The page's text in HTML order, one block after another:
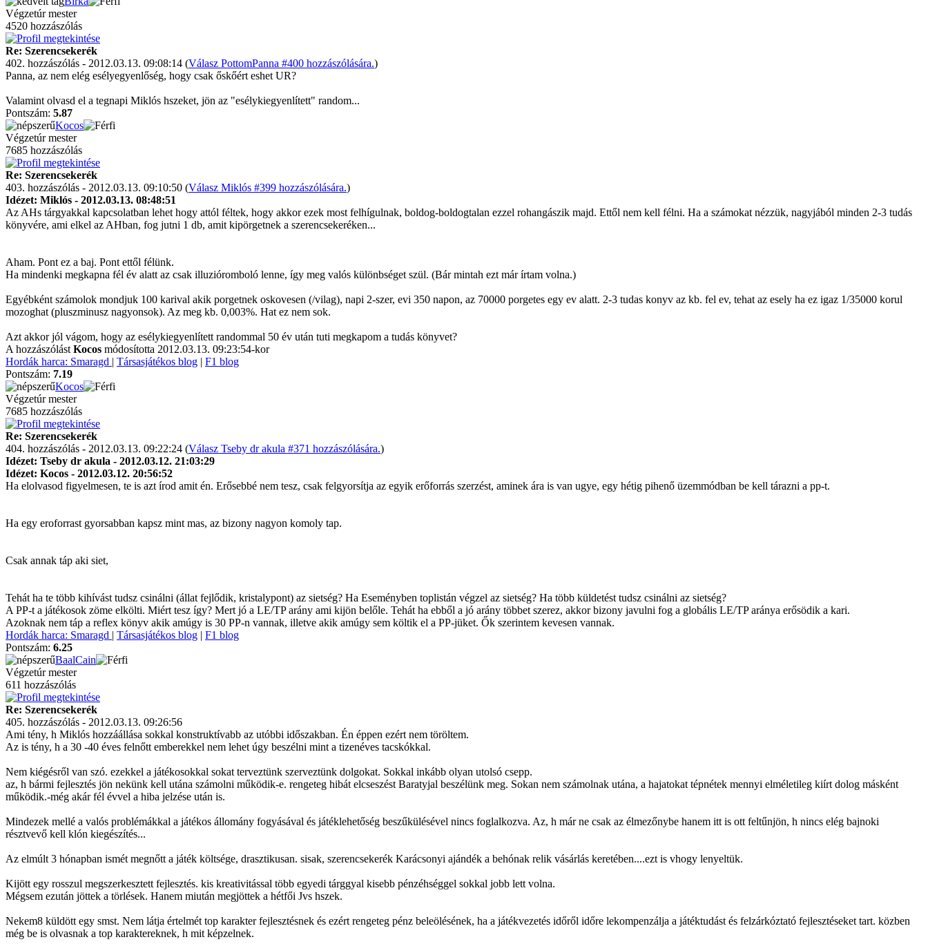
Végzetúr mester
4520 hozzászólás
Re: Szerencsekerék
402. hozzászólás - 2012.03.13. 09:08:14 (Válasz PottomPanna #400 hozzászólására.)
Panna, az nem elég esélyegyenlőség, hogy csak őskőért eshet UR?
Valamint olvasd el a tegnapi Miklós hszeket, jön az "esélykiegyenlített" random...
Pontszám: 5.87
Kocos
Végzetúr mester
7685 hozzászólás
Re: Szerencsekerék
403. hozzászólás - 2012.03.13. 09:10:50 (Válasz Miklós #399 hozzászólására.)
Idézet: Miklós - 2012.03.13. 08:48:51
Az AHs tárgyakkal kapcsolatban lehet hogy attól féltek, hogy akkor ezek most felhígulnak, boldog-boldogtalan ezzel rohangászik majd. Ettől nem kell félni. Ha a számokat nézzük, nagyjából minden 2-3 tudás
könyvére, ami elkel az AHban, fog jutni 1 db, amit kipörgetnek a szerencsekeréken...
Aham. Pont ez a baj. Pont ettől félünk.
Ha mindenki megkapna fél év alatt az csak illuzióromboló lenne, így meg valós különbséget szül. (Bár mintah ezt már írtam volna.)
Egyébként számolok mondjuk 100 karival akik porgetnek oskovesen (/vilag), napi 2-szer, evi 350 napon, az 70000 porgetes egy ev alatt. 2-3 tudas konyv az kb. fel ev, tehat az esely ha ez igaz 1/35000 korul
mozoghat (pluszminusz nagyonsok). Az meg kb. 0,003%. Hat ez nem sok.
Azt akkor jól vágom, hogy az esélykiegyenlített randommal 50 év után tuti megkapom a tudás könyvet?
A hozzászólást Kocos módosította 2012.03.13. 09:23:54-kor
Hordák harca: Smaragd | Társasjátékos blog | F1 blog
Pontszám: 7.19
Kocos
Végzetúr mester
7685 hozzászólás
Re: Szerencsekerék
404. hozzászólás - 2012.03.13. 09:22:24 (Válasz Tseby dr akula #371 hozzászólására.)
Idézet: Tseby dr akula - 2012.03.12. 21:03:29
Idézet: Kocos - 2012.03.12. 20:56:52
Ha elolvasod figyelmesen, te is azt írod amit én. Erősebbé nem tesz, csak felgyorsítja az egyik erőforrás szerzést, aminek ára is van ugye, egy hétig pihenő üzemmódban be kell tárazni a pp-t.
Ha egy eroforrast gyorsabban kapsz mint mas, az bizony nagyon komoly tap.
Csak annak táp aki siet,
Tehát ha te több kihívást tudsz csinálni (állat fejlődik, kristalypont) az sietség? Ha Eseményben toplistán végzel az sietség? Ha több küldetést tudsz csinálni az sietség?
A PP-t a játékosok zöme elkölti. Miért tesz így? Mert jó a LE/TP arány ami kijön belőle. Tehát ha ebből a jó arány többet szerez, akkor bizony javulni fog a globális LE/TP aránya erősödik a kari.
Azoknak nem táp a reflex könyv akik amúgy is 30 PP-n vannak, illetve akik amúgy sem költik el a PP-jüket. Ők szerintem kevesen vannak.
Hordák harca: Smaragd | Társasjátékos blog | F1 blog
Pontszám: 6.25
BaalCain
Végzetúr mester
611 hozzászólás
Re: Szerencsekerék
405. hozzászólás - 2012.03.13. 09:26:56
Ami tény, h Miklós hozzáállása sokkal konstruktívabb az utóbbi időszakban. Én éppen ezért nem töröltem.
Az is tény, h a 30 -40 éves felnőtt emberekkel nem lehet úgy beszélni mint a tizenéves tacskókkal.
Nem kiégésről van szó. ezekkel a játékosokkal sokat terveztünk szerveztünk dolgokat. Sokkal inkább olyan utolsó csepp.
az, h bármi fejlesztés jön nekünk kell utána számolni működik-e. rengeteg hibát elcseszést Baratyjal beszélünk meg. Sokan nem számolnak utána, a hajatokat tépnétek mennyi elméletileg kiírt dolog másként
működik.-még akár fél évvel a hiba jelzése után is.
Mindezek mellé a valós problémákkal a játékos állomány fogyásával és játéklehetőség beszűkülésével nincs foglalkozva. Az, h már ne csak az élmezőnybe hanem itt is ott feltűnjön, h nincs elég bajnoki
résztvevő kell klón kiegészítés...
Az elmúlt 3 hónapban ismét megnőtt a játék költsége, drasztikusan. sisak, szerencsekerék Karácsonyi ajándék a behónak relik vásárlás keretében....ezt is vhogy lenyeltük.
Kijött egy rosszul megszerkesztett fejlesztés. kis kreativitással több egyedi tárggyal kisebb pénzéhséggel sokkal jobb lett volna.
Mégsem ezután jöttek a törlések. Hanem miután megjöttek a hétfői Jvs hszek.
Nekem8 küldött egy smst. Nem látja értelmét top karakter fejlesztésnek és ezért rengeteg pénz beleölésének, ha a játékvezetés időről időre lekompenzálja a játéktudást és felzárkóztató fejlesztéseket tart. közben
még be is olvasnak a top karaktereknek, h mit képzelnek.